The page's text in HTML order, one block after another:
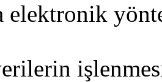
elektronik